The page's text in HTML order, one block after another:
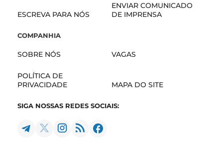
ESCREVA PARA NÓS
ENVIAR COMUNICADO
DE IMPRENSA
COMPANHIA
SOBRE NÓS VAGAS
POLÍTICA DE
PRIVACIDADE
MAPA DO SITE
SIGA NOSSAS REDES SOCIAIS: